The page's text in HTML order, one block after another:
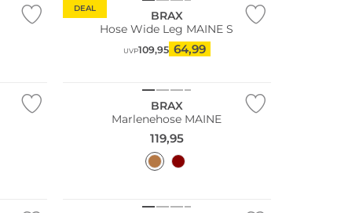
DEAL
BRAX
Hose Wide Leg MAINE S
UVP109,95 64,99
BRAX
Marlenehose MAINE
119,95